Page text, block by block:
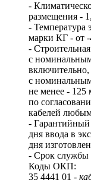
-
размещения -
- Температура
марки КГ - от
-
с
с
не менее - 125
по
кабелей
- Гарантийный
дня ввода в
дня
- Срок службы
Коды ОКП:
35 4441 01 -